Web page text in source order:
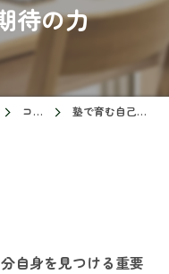
待の力
コラム 塾で育む自己期待の力
自身を見つける重要